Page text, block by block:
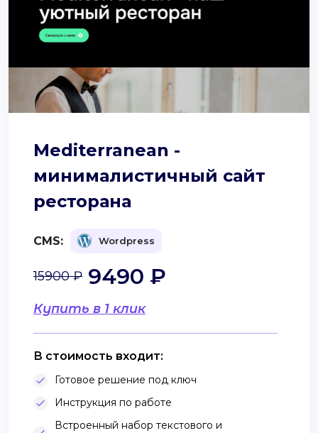
Mediterranean -
минималистичный сайт
ресторана
CMS: Wordpress
Купить в 1 клик
15900 ₽ 9490 ₽
В стоимость входит:
Готовое решение под ключ
Инструкция по работе
Встроенный набор текстового и